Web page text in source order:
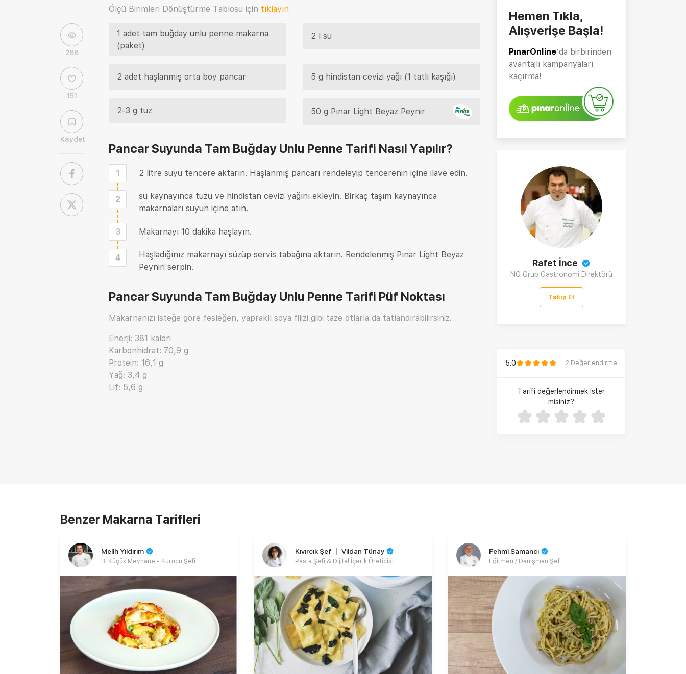
28B
151
Kaydet
Ölçü Birimleri Dönüştürme Tablosu için tıklayın
1 adet tam buğday unlu penne makarna
(paket)
2 l su
2 adet haşlanmış orta boy pancar 5 g hindistan cevizi yağı (1 tatlı kaşığı)
2-3 g tuz 50 g Pınar Light Beyaz Peynir
Pancar Suyunda Tam Buğday Unlu Penne Tarifi Nasıl Yapılır?
1 2 litre suyu tencere aktarın. Haşlanmış pancarı rendeleyip tencerenin içine ilave edin.
2
su kaynayınca tuzu ve hindistan cevizi yağını ekleyin. Birkaç taşım kaynayınca
makarnaları suyun içine atın.
3 Makarnayı 10 dakika haşlayın.
4
Haşladığınız makarnayı süzüp servis tabağına aktarın. Rendelenmiş Pınar Light Beyaz
Peyniri serpin.
Pancar Suyunda Tam Buğday Unlu Penne Tarifi Püf Noktası
Makarnanızı isteğe göre fesleğen, yapraklı soya filizi gibi taze otlarla da tatlandırabilirsiniz.
Enerji: 381 kalori
Karbonhidrat: 70,9 g
Protein: 16,1 g
Yağ: 3,4 g
Lif: 5,6 g
Hemen Tıkla,
Alışverişe Başla!
PınarOnline’da birbirinden
avantajlı kampanyaları
kaçırma!
Rafet İnce
NG Grup Gastronomi Direktörü
Takip Et
5.0 2 Değerlendirme
Tarifi değerlendirmek ister
misiniz?
Benzer Makarna Tarifleri
Melih Yıldırım
Bi Küçük Meyhane - Kurucu Şefi
Kıvırcık Şef 〡 Vildan Tünay
Pasta Şefi & Dijital İçerik Üreticisi
Fehmi Samancı
Eğitmen / Danışman Şef